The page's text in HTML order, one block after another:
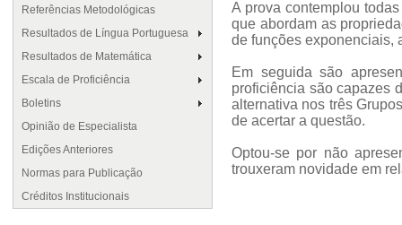
Referências Metodológicas
Resultados de Língua Portuguesa
Resultados de Matemática
Escala de Proficiência
Boletins
Opinião de Especialista
Edições Anteriores
Normas para Publicação
Créditos Institucionais
A prova contemplou
que abordam as
de funções exponenciais,
Em seguida são
proficiência são capazes
alternativa nos três
de acertar a questão.
Optou-se por não
trouxeram novidade em